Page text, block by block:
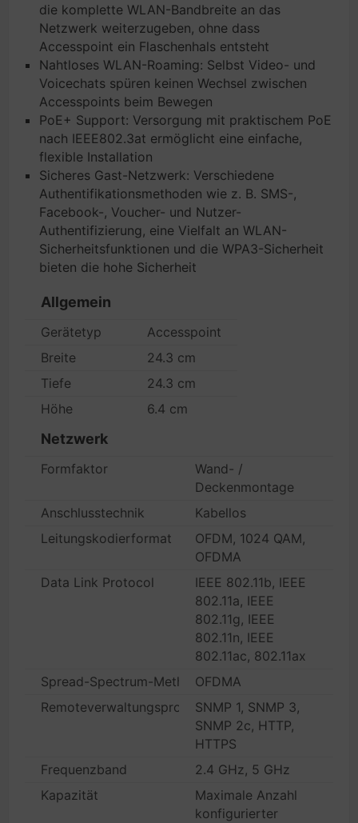
die komplette WLAN-Bandbreite an das
Netzwerk weiterzugeben, ohne dass
Accesspoint ein Flaschenhals entsteht
Nahtloses WLAN-Roaming: Selbst Video- und
Voicechats spüren keinen Wechsel zwischen
Accesspoints beim Bewegen
PoE+ Support: Versorgung mit praktischem PoE
nach IEEE802.3at ermöglicht eine einfache,
flexible Installation
Sicheres Gast-Netzwerk: Verschiedene
Authentifikationsmethoden wie z. B. SMS-,
Facebook-, Voucher- und Nutzer-
Authentifizierung, eine Vielfalt an WLAN-
Sicherheitsfunktionen und die WPA3-Sicherheit
bieten die hohe Sicherheit
Allgemein
Gerätetyp
Accesspoint
Breite
24.3 cm
Tiefe
24.3 cm
Höhe
6.4 cm
Netzwerk
Formfaktor
Wand- /
Deckenmontage
Anschlusstechnik
Kabellos
Leitungskodierformat
OFDM, 1024 QAM,
OFDMA
Data Link Protocol
IEEE 802.11b, IEEE
802.11a, IEEE
802.11g, IEEE
802.11n, IEEE
802.11ac, 802.11ax
Spread-Spectrum-MethodeOFDMA
RemoteverwaltungsprotokollSNMP 1, SNMP 3,
SNMP 2c, HTTP,
HTTPS
Frequenzband
2.4 GHz, 5 GHz
Kapazität
Maximale Anzahl
konfigurierter